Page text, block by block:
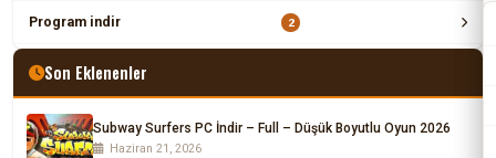
Program indir 2
Son Eklenenler
Subway Surfers PC İndir – Full – Düşük Boyutlu Oyun 2026
Haziran 21, 2026